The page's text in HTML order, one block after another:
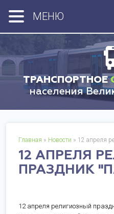
ТРАНСПОРТНОЕ
населения
МЕНЮ
Главная » Новости » 12 апреля
12 АПРЕЛЯ
ПРАЗДНИК
12 апреля религиозный